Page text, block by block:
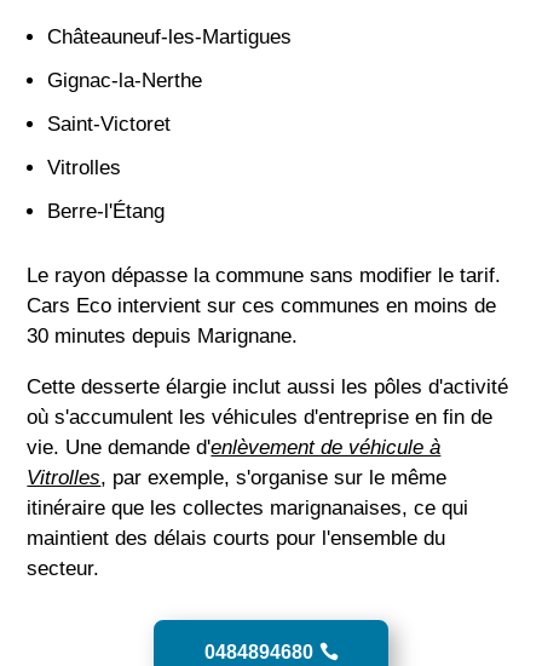
Châteauneuf-les-Martigues
Gignac-la-Nerthe
Saint-Victoret
Vitrolles
Berre-l'Étang
Le rayon dépasse la commune sans modifier le tarif.
Cars Eco intervient sur ces communes en moins de
30 minutes depuis Marignane.
Cette desserte élargie inclut aussi les pôles d'activité
où s'accumulent les véhicules d'entreprise en fin de
vie. Une demande d'enlèvement de véhicule à
Vitrolles, par exemple, s'organise sur le même
itinéraire que les collectes marignanaises, ce qui
maintient des délais courts pour l'ensemble du
secteur.
0484894680